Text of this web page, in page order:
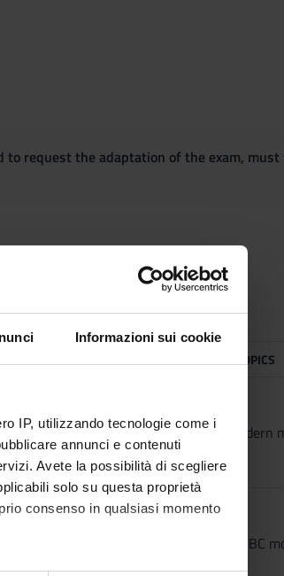
Informazioni sui cookie
IP, utilizzando tecnologie come i
annunci e contenuti
Avete la possibilità di scegliere
solo su questa proprietà
consenso in qualsiasi momento
request the adaptation of the exam,
TOPICS
Campolmi Introduction to modern
Campolmi Basic RBC